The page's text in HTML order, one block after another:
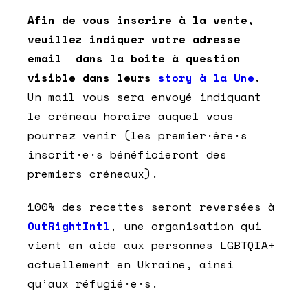
Afin de vous inscrire à la vente,
veuillez indiquer votre adresse
email dans la boite à question
visible dans leurs story à la Une.
Un mail vous sera envoyé indiquant
le créneau horaire auquel vous
pourrez venir (les premier·ère·s
inscrit·e·s bénéficieront des
premiers créneaux).
100% des recettes seront reversées à
OutRightIntl , une organisation qui
vient en aide aux personnes LGBTQIA+
actuellement en Ukraine, ainsi
qu’aux réfugié·e·s.